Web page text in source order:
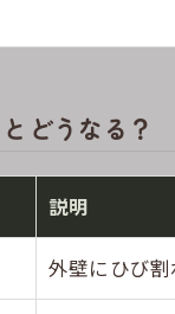
どうなる？
説明
外壁にひび